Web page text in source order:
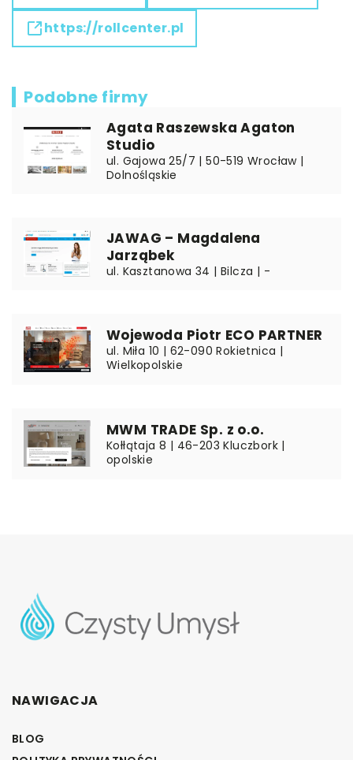
https://rollcenter.pl
Podobne firmy
Agata Raszewska Agaton
Studio
ul. Gajowa 25/7 | 50-519 Wrocław |
Dolnośląskie
JAWAG – Magdalena
Jarząbek
ul. Kasztanowa 34 | Bilcza | -
Wojewoda Piotr ECO PARTNER
ul. Miła 10 | 62-090 Rokietnica |
Wielkopolskie
MWM TRADE Sp. z o.o.
Kołłątaja 8 | 46-203 Kluczbork |
opolskie
NAWIGACJA
BLOG